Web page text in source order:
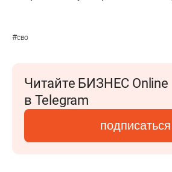
#сво
Читайте БИЗНЕС Online
в Telegram
подписаться